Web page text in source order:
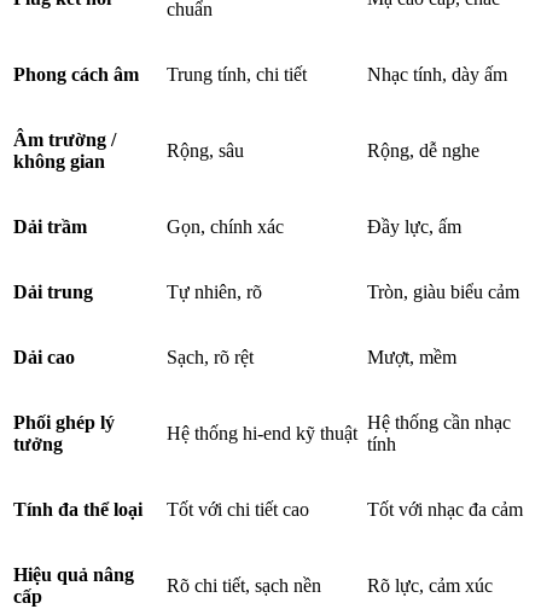
chuẩn
Phong cách âm Trung tính, chi tiết Nhạc tính, dày ấm
Âm trường /
không gian
Rộng, sâu Rộng, dễ nghe
Dải trầm Gọn, chính xác Đầy lực, ấm
Dải trung Tự nhiên, rõ Tròn, giàu biểu cảm
Dải cao Sạch, rõ rệt Mượt, mềm
Phối ghép lý
tưởng
Hệ thống hi-end kỹ thuật
Hệ thống cần nhạc
tính
Tính đa thể loại Tốt với chi tiết cao Tốt với nhạc đa cảm
Hiệu quả nâng
cấp
Rõ chi tiết, sạch nền Rõ lực, cảm xúc